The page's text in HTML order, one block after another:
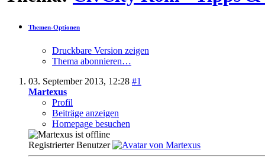
Themen-Optionen
Druckbare Version zeigen
Thema abonnieren…
03. September 2013, 12:28 #1
Martexus
Profil
Beiträge anzeigen
Homepage besuchen
Registrierter Benutzer